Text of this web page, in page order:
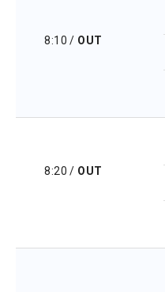
8:10 / OUT
8:20 / OUT